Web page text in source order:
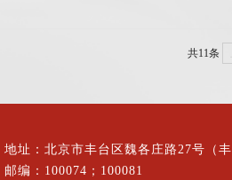
共11条
地址：北京市丰台区魏各庄路27号（
邮编：100074；100081